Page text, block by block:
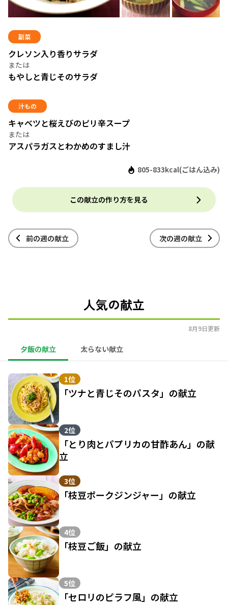
副菜
クレソン入り香りサラダ
もやしと青じそのサラダ
汁もの
キャベツと桜えびのピリ辛スープ
アスパラガスとわかめのすまし汁
805-833kcal(ごはん込み)
この献立の作り方を見る
前の週の献立 次の週の献立
人気の献立
8月9日更新
夕飯の献立 太らない献立
1位
「ツナと青じそのパスタ」の献立
2位
「とり肉とパプリカの甘酢あん」の献
立
3位
「枝豆ポークジンジャー」の献立
4位
「枝豆ご飯」の献立
5位
「セロリのピラフ風」の献立